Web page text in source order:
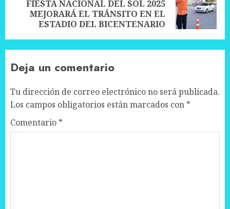
Next
post:
FIESTA NACIONAL DEL SOL 2025
MEJORARÁ EL TRÁNSITO EN EL
ESTADIO DEL BICENTENARIO
Deja un comentario
Tu dirección de correo electrónico no será publicada.
Los campos obligatorios están marcados con *
Comentario *